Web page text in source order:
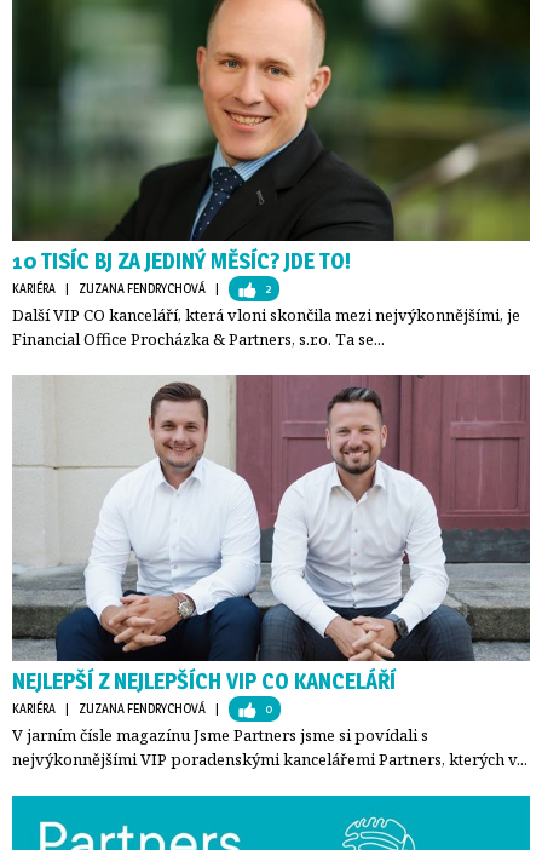
10 TISÍC BJ ZA JEDINÝ MĚSÍC? JDE TO!
KARIÉRA | ZUZANA FENDRYCHOVÁ | 2
Další VIP CO kanceláří, která vloni skončila mezi nejvýkonnějšími, je
Financial Office Procházka & Partners, s.r.o. Ta se...
NEJLEPŠÍ Z NEJLEPŠÍCH VIP CO KANCELÁŘÍ
KARIÉRA | ZUZANA FENDRYCHOVÁ | 0
V jarním čísle magazínu Jsme Partners jsme si povídali s
nejvýkonnějšími VIP poradenskými kancelářemi Partners, kterých v...